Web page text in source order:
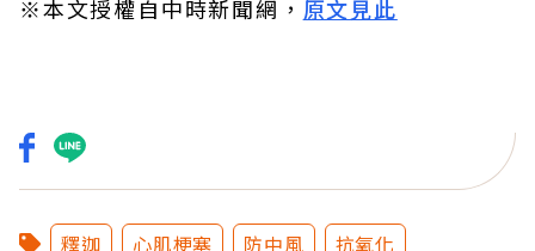
※本文授權自中時新聞網， 原文見此
釋迦 心肌梗塞 防中風
抗氧化